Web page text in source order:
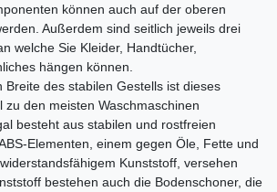
können auch auf der oberen
Außerdem sind seitlich jeweils drei
welche Sie Kleider, Handtücher,
hängen können.
Breite des stabilen Gestells ist dieses
zu den meisten Waschmaschinen
besteht aus stabilen und rostfreien
Elementen, einem gegen Öle, Fette und
Kunststoff, versehen
bestehen auch die Bodenschoner, die